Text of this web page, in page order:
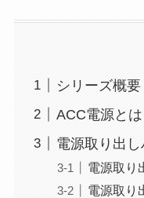
シリーズ概要
ACC電源とは
電源取り出し
電源取り
電源取り